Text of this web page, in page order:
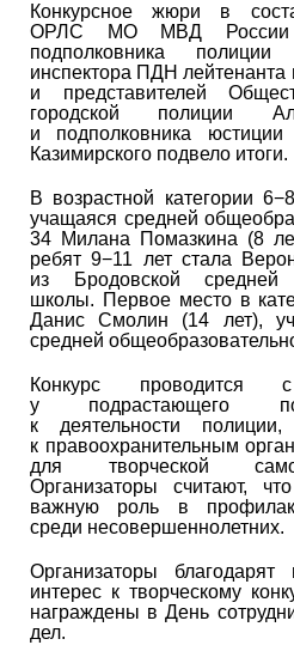
Конкурсное жюри в
ОРЛС МО МВД России
подполковника
инспектора ПДН
и представителей
городской полиции
и подполковника
Казимирского подвело итоги.
В возрастной категории
учащаяся средней
34 Милана Помазкина (8
ребят 9−11 лет стала
из Бродовской средней
школы. Первое место в
Данис Смолин (14 лет),
средней
Конкурс проводится
у подрастающего
к деятельности
к правоохранительным
для творческой
Организаторы считают,
важную роль в
среди несовершеннолетних.
Организаторы
интерес к творческому
награждены в День
дел.